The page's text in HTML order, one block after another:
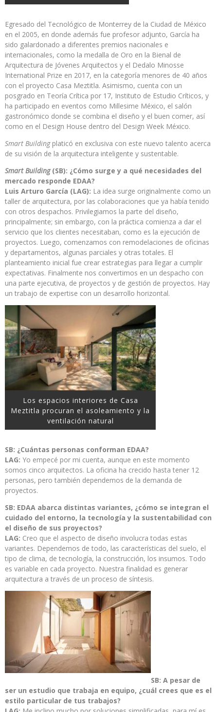
Egresado del Tecnológico de Monterrey de la Ciudad de México
en el 2005, en donde además fue profesor adjunto, García ha
sido galardonado a diferentes premios nacionales e
internacionales, como la medalla de Oro en la Bienal de
Arquitectura de Jóvenes Arquitectos y el Dedalo Minosse
International Prize en 2017, en la categoría menores de 40 años
con el proyecto Casa Meztitla. Asimismo, cuenta con un
posgrado en Teoría Crítica por 17, Instituto de Estudio Críticos, y
ha participado en eventos como Millesime México, el salón
gastronómico donde se combina el diseño y el buen comer, así
como en el Design House dentro del Design Week México.
Smart Buildingplaticó en exclusiva con este nuevo talento acerca
de su visión de la arquitectura inteligente y sustentable.
Smart Building(SB): ¿Cómo surge y a qué necesidades del
mercado responde EDAA?
Luis Arturo García (LAG): La idea surge originalmente como un
taller de arquitectura, por las colaboraciones que ya había tenido
con otros despachos. Privilegiamos la parte del diseño,
principalmente; sin embargo, con la práctica comienza a dar el
servicio que los clientes necesitaban, como es la ejecución de
proyectos. Luego, comenzamos con remodelaciones de oficinas
y departamentos, algunas parciales y otras totales. El
planteamiento inicial fue crear estrategias para llegar a cumplir
expectativas. Finalmente nos convertimos en un despacho con
una parte ejecutiva, de proyectos y de gestión de proyectos. Hay
un trabajo de expertise con un desarrollo horizontal.
Los espacios interiores de Casa
Meztitla procuran el asoleamiento y la
ventilación natural
SB: ¿Cuántas personas conforman EDAA?
LAG: Yo empecé por mi cuenta, aunque en este momento
somos cinco arquitectos. La oficina ha crecido hasta tener 12
personas, pero también dependemos de la demanda de
proyectos.
SB: EDAA abarca distintas variantes, ¿cómo se integran el
cuidado del entorno, la tecnología y la sustentabilidad con
el diseño de sus proyectos?
LAG: Creo que el aspecto de diseño involucra todas estas
variantes. Dependemos de todo, las características del suelo, el
tipo de clima, de tecnología, la construcción, los insumos. Todo
es variable en cada proyecto. Nuestra finalidad es generar
arquitectura a través de un proceso de síntesis.
SB: A pesar de
ser un estudio que trabaja en equipo, ¿cuál crees que es el
estilo particular de tus trabajos?